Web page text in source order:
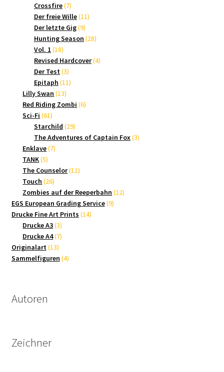
Crossfire 77
Produkte
Der freie Wille 1111
Der letzte Gig 99
Produkte
Hunting Season 2828
Vol. 1 1818
Produkte
Revised Hardcover 44
Der Test 33
Produkte
Epitaph 1111
Lilly Swan 1313
Produkte
Red Riding Zombi 66
Sci-Fi 6161
Produkte
Starchild 2929
Produkte
The Adventures of Captain Fox 33
Enklave 77
TANK 55
Produkte
The Counselor 1111
Touch 2626
Produkte
Zombies auf der Reeperbahn 1212
EGS European Grading Service 99
Drucke Fine Art Prints 1414
Drucke A3 33
Produkte
Drucke A4 77
Originalart 1313
Produkte
Sammelfiguren 44
Autoren
Zeichner